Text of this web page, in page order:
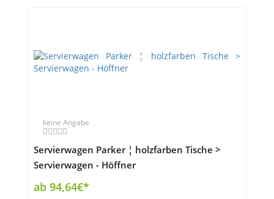
keine Angabe
Servierwagen Parker ¦ holzfarben Tische >
Servierwagen - Höffner
ab 94,64€*